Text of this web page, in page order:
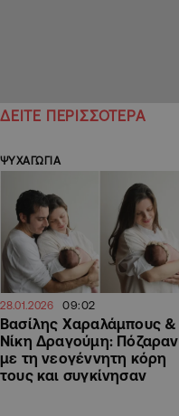
ΔΕΙΤΕ ΠΕΡΙΣΣΟΤΕΡΑ
ΨΥΧΑΓΩΓΙΑ
28.01.2026 09:02
Βασίλης Χαραλάμπους &
Νίκη Δραγούμη: Πόζαραν
με τη νεογέννητη κόρη
τους και συγκίνησαν